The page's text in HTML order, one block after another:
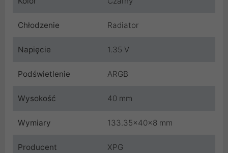
Chłodzenie Radiator
Napięcie 1.35 V
Podświetlenie ARGB
Wysokość 40 mm
Wymiary 133.35x40x8 mm
Producent XPG